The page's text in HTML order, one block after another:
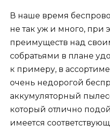
В наше время
не так уж и много, при
преимуществ над
собратьями в плане
к примеру, в
очень недорогой
аккумуляторный
который отлично
имеется